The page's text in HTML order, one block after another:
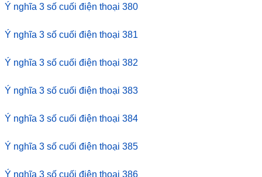
Ý nghĩa 3 số cuối điện thoại 380
Ý nghĩa 3 số cuối điện thoại 381
Ý nghĩa 3 số cuối điện thoại 382
Ý nghĩa 3 số cuối điện thoại 383
Ý nghĩa 3 số cuối điện thoại 384
Ý nghĩa 3 số cuối điện thoại 385
Ý nghĩa 3 số cuối điện thoại 386